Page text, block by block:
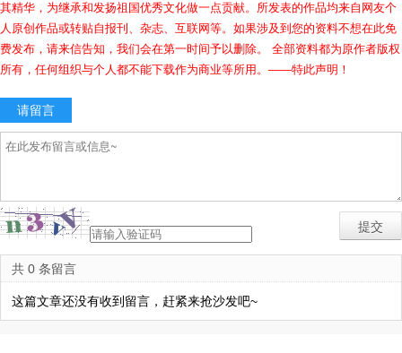
其精华，为继承和发扬祖国优秀文化做一点贡献。所发表的作品均来自网友个
人原创作品或转贴自报刊、杂志、互联网等。如果涉及到您的资料不想在此免
费发布，请来信告知，我们会在第一时间予以删除。 全部资料都为原作者版权
所有，任何组织与个人都不能下载作为商业等所用。——特此声明！
请留言
共 0 条留言
这篇文章还没有收到留言，赶紧来抢沙发吧~